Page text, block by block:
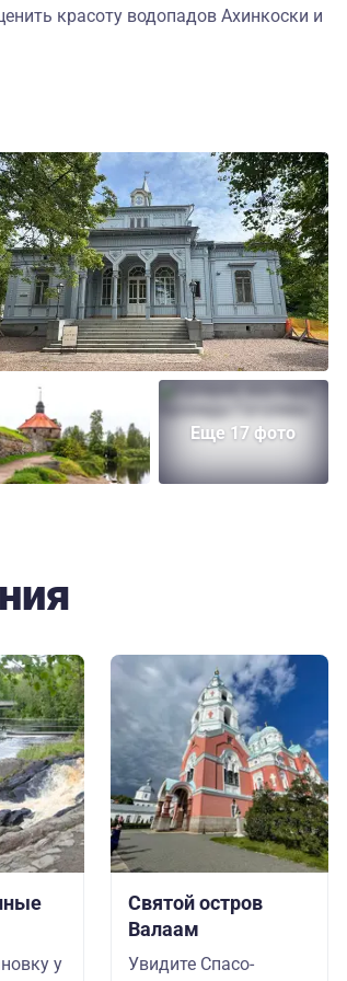
красоту водопадов Ахинкоски и
Еще 17 фото
у
Святой остров
Валаам
Увидите Спасо-